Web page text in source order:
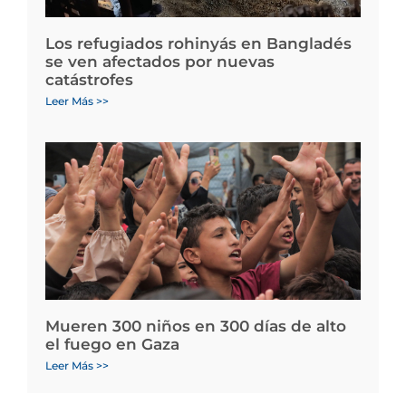
Los refugiados rohinyás en Bangladés
se ven afectados por nuevas
catástrofes
Leer Más >>
Mueren 300 niños en 300 días de alto
el fuego en Gaza
Leer Más >>